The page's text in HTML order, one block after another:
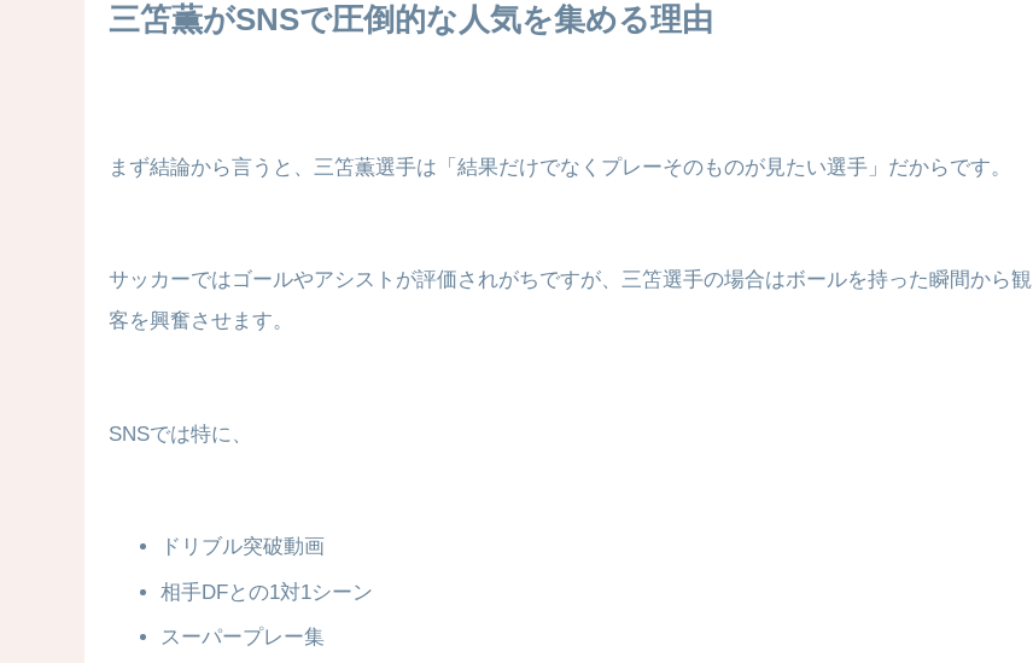
三笘薫がSNSで圧倒的な人気を集める理由
まず結論から言うと、三笘薫選手は「結果だけでなくプレーそのものが見たい選手」だからです。
サッカーではゴールやアシストが評価されがちですが、三笘選手の場合はボールを持った瞬間から観
客を興奮させます。
SNSでは特に、
ドリブル突破動画
相手DFとの1対1シーン
スーパープレー集